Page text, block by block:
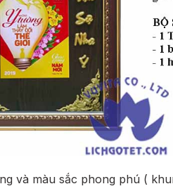
và màu sắc phong phú (